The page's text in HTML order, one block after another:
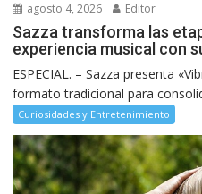
agosto 4, 2026 Editor
Sazza transforma las
experiencia musical con
ESPECIAL. – Sazza presenta
formato tradicional para
Curiosidades y Entretenimiento